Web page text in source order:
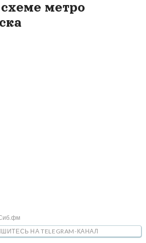
метро
НА TELEGRAM-КАНАЛ